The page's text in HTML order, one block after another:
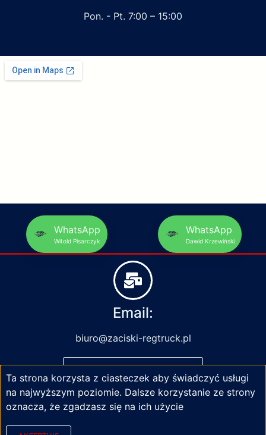
Pon. - Pt. 7:00 – 15:00
WhatsApp
Witold Pisarczyk
WhatsApp
Dawid Krzewiński
Email:
biuro@zaciski-regtruck.pl
NAPISZ DO NAS
Ta strona korzysta z ciasteczek aby świadczyć usługi
na najwyższym poziomie. Dalsze korzystanie ze strony
oznacza, że zgadzasz się na ich użycie